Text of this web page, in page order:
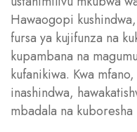
Hawaogopi
fursa ya kujifunza na
kupambana na
kufanikiwa. Kwa
inashindwa,
mbadala na